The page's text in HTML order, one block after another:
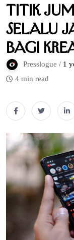
Titik
Selalu
Bagi
Presslogue / 1
4 min read